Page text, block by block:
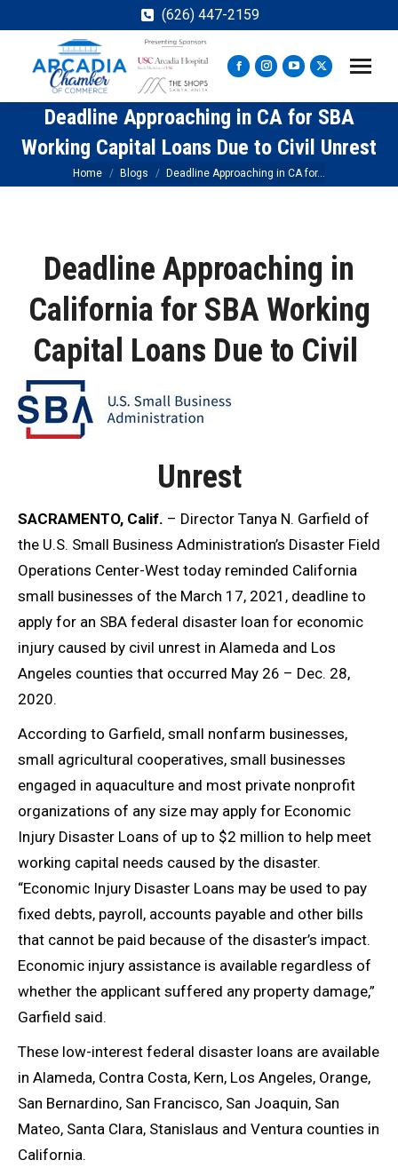
(626) 447-2159
Facebook
page
opens
in
new
window
Instagram
page
opens
in
new
window
YouTube
page
opens
in
new
window
X
page
opens
in
window
Deadline Approaching in CA for SBA
Working Capital Loans Due to Civil Unrest
You are here:
Home Blogs Deadline Approaching in CA for…
Deadline Approaching in
California for SBA Working
Capital Loans Due to Civil
Unrest
SACRAMENTO, Calif. – Director Tanya N. Garfield of
the U.S. Small Business Administration’s Disaster Field
Operations Center-West today reminded California
small businesses of the March 17, 2021, deadline to
apply for an SBA federal disaster loan for economic
injury caused by civil unrest in Alameda and Los
Angeles counties that occurred May 26 – Dec. 28,
2020.
According to Garfield, small nonfarm businesses,
small agricultural cooperatives, small businesses
engaged in aquaculture and most private nonprofit
organizations of any size may apply for Economic
Injury Disaster Loans of up to $2 million to help meet
working capital needs caused by the disaster.
“Economic Injury Disaster Loans may be used to pay
fixed debts, payroll, accounts payable and other bills
that cannot be paid because of the disaster’s impact.
Economic injury assistance is available regardless of
whether the applicant suffered any property damage,”
Garfield said.
These low-interest federal disaster loans are available
in Alameda, Contra Costa, Kern, Los Angeles, Orange,
San Bernardino, San Francisco, San Joaquin, San
Mateo, Santa Clara, Stanislaus and Ventura counties in
California.